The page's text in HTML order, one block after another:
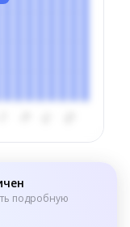
подробную